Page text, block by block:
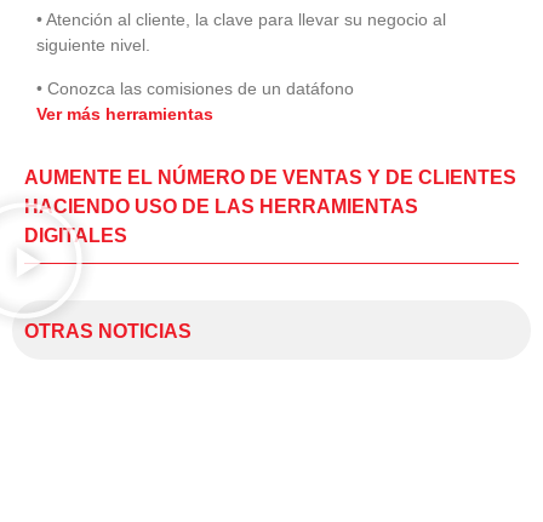
• Atención al cliente, la clave para llevar su negocio al
siguiente nivel.
• Conozca las comisiones de un datáfono
Ver más herramientas
AUMENTE EL NÚMERO DE VENTAS Y DE CLIENTES
HACIENDO USO DE LAS HERRAMIENTAS
DIGITALES
OTRAS NOTICIAS